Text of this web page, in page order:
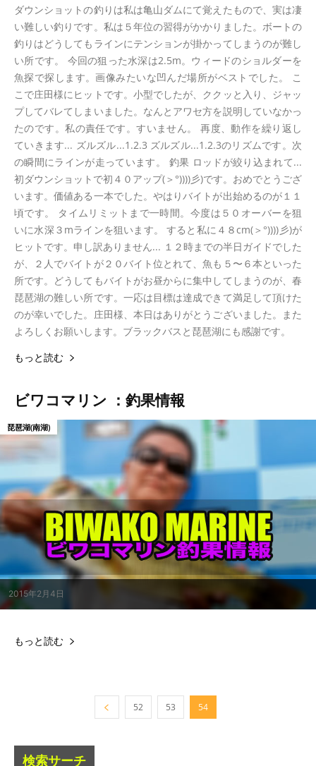
ダウンショットの釣りは私は亀山ダムにて覚えたもので、実は凄
い難しい釣りです。私は５年位の習得がかかりました。ボートの
釣りはどうしてもラインにテンションが掛かってしまうのが難し
い所です。 今回の狙った水深は2.5m。ウィードのショルダーを
魚探で探します。画像みたいな凹んだ場所がベストでした。 こ
こで庄田様にヒットです。小型でしたが、ククッと入り、ジャッ
プしてバレてしまいました。なんとアワセ方を説明していなかっ
たのです。私の責任です。すいません。 再度、動作を繰り返し
ていきます... ズルズル...1.2.3 ズルズル...1.2.3のリズムです。次
の瞬間にラインが走っています。 釣果 ロッドが絞り込まれて...
初ダウンショットで初４０アップ(＞°))))彡)です。おめでとうござ
います。価値ある一本でした。やはりバイトが出始めるのが１１
頃です。 タイムリミットまで一時間。今度は５０オーバーを狙
いに水深３mラインを狙います。 すると私に４８cm(＞°))))彡)が
ヒットです。申し訳ありません... １２時までの半日ガイドでした
が、２人でバイトが２０バイト位とれて、魚も５〜６本といった
所です。どうしてもバイトがお昼からに集中してしまうのが、春
琵琶湖の難しい所です。一応は目標は達成できて満足して頂けた
のが幸いでした。庄田様、本日はありがとうございました。また
よろしくお願いします。ブラックバスと琵琶湖にも感謝です。
もっと読む
ビワコマリン ：釣果情報
2015年2月4日
琵琶湖(南湖)
もっと読む
52 53 54
検索サーチ